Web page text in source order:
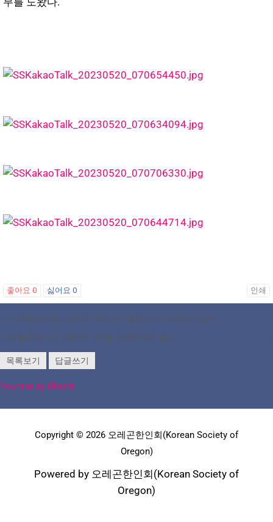
좋아요 0 싫어요 0 인쇄
«
시애틀영사관, 오레곤 유진과 포틀랜드서 순회영사 실시
시애틀총영사관, 9월 20~22일 순회영업무 실시
»
목록보기 답글쓰기
Powered by KBoard
Copyright © 2026 오레곤한인회(Korean Society of
Oregon)
Powered by 오레곤한인회(Korean Society of
Oregon)